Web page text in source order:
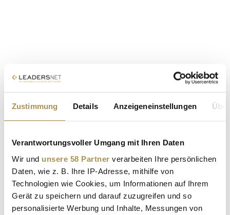
Zustimmung Details Anzeigeneinstellungen
Verantwortungsvoller Umgang mit Ihren Daten
Wir und unsere 58 Partner verarbeiten Ihre persönlichen
Daten, wie z. B. Ihre IP-Adresse, mithilfe von
Technologien wie Cookies, um Informationen auf Ihrem
Gerät zu speichern und darauf zuzugreifen und so
personalisierte Werbung und Inhalte, Messungen von